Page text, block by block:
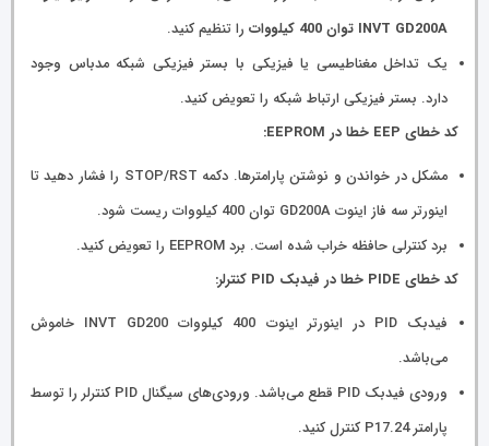
INVT GD200A توان 400 کیلووات
را تنظیم کنید.
یک تداخل مغناطیسی یا فیزیکی با بستر فیزیکی شبکه مدباس وجود
دارد. بستر فیزیکی ارتباط شبکه را تعویض کنید.
کد خطای EEP خطا در EEPROM:
مشکل در خواندن و نوشتن پارامترها. دکمه STOP/RST را فشار دهید تا
اینورتر سه فاز اینوت GD200A توان 400 کیلووات ریست شود.
برد کنترلی حافظه خراب شده است. برد EEPROM را تعویض کنید.
کد خطای PIDE خطا در فیدبک PID کنترلر:
فیدبک PID در اینورتر اینوت 400 کیلووات INVT GD200 خاموش
می‌باشد.
ورودی فیدبک PID قطع می‌باشد. ورودی‌های سیگنال PID کنترلر را توسط
پارامتر P17.24 کنترل کنید.